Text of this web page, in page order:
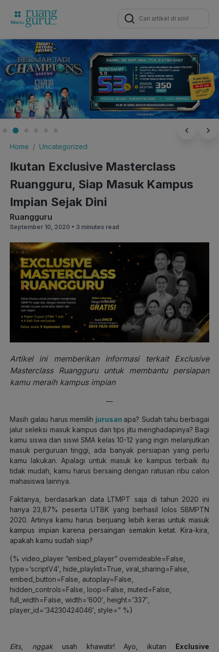
Search
for:
Home Uncategorized
Ikutan Exclusive Masterclass
Ruangguru, Siap Masuk Kampus
Impian Sejak Dini
Ruangguru
September 10, 2020 • 3 minutes read
Artikel ini memberikan informasi terkait Exclusive
Masterclass Ruangguru untuk membantu persiapan
kamu meraih kampus impian
—
Masih galau harus memilih jurusan apa? Sudah tahu berbagai
jalur seleksi masuk kampus dan tips jitu menghadapinya? Bagi
kamu siswa dan siswi SMA kelas 10-12 yang ingin melanjutkan
masuk perguruan tinggi, ada banyak persiapan yang perlu
kamu lakukan. Apalagi untuk masuk ke kampus terbaik itu
tidak mudah, kamu harus bersaing dengan ratusan ribu calon
mahasiswa lainnya.
Faktanya, berdasarkan data LTMPT saja di tahun 2020 ini
hanya 23,87% peserta UTBK yang berhasil lolos SBMPTN
2020.Artinya kamu harus berjuang lebih keras untuk masuk
kampus impian karena persaingan semakin ketat. Kira-kira,
apakah kamu sudah siap?
{% video_player “embed_player” overrideable=False,
type=’scriptV4′, hide_playlist=True, viral_sharing=False,
embed_button=False, autoplay=False,
hidden_controls=False, loop=False, muted=False,
full_width=False, width=’600′, height=’337′,
player_id=’34230424046′, style=” %}
Eits nggakusah khawatir! Ayo, ikutan Exclusive